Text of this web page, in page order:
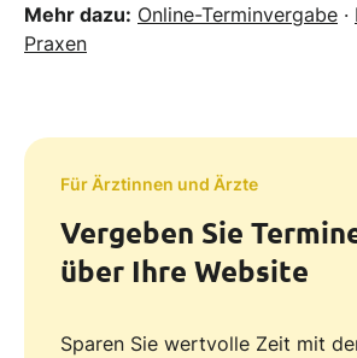
Mehr dazu: Online-Terminvergabe ·
Praxen
Für Ärztinnen und Ärzte
Vergeben Sie
über Ihre Website
Sparen Sie wertvolle Zeit mit